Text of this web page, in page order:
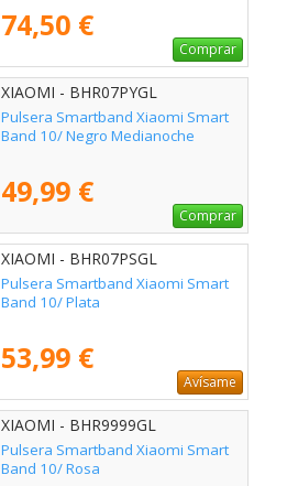
74,50 €
Comprar
XIAOMI - BHR07PYGL
Pulsera Smartband Xiaomi Smart
Band 10/ Negro Medianoche
49,99 €
Comprar
XIAOMI - BHR07PSGL
Pulsera Smartband Xiaomi Smart
Band 10/ Plata
53,99 €
Avísame
XIAOMI - BHR9999GL
Pulsera Smartband Xiaomi Smart
Band 10/ Rosa